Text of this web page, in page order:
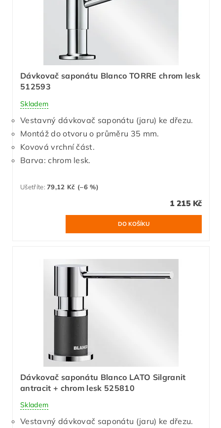
Dávkovač saponátu Blanco TORRE chrom lesk
512593
Skladem
Vestavný dávkovač saponátu (jaru) ke dřezu.
Montáž do otvoru o průměru 35 mm.
Kovová vrchní část.
Barva: chrom lesk.
Ušetříte:79,12 Kč (–6 %)
1 215 Kč
Dávkovač saponátu Blanco LATO Silgranit
antracit + chrom lesk 525810
Skladem
Vestavný dávkovač saponátu (jaru) ke dřezu.